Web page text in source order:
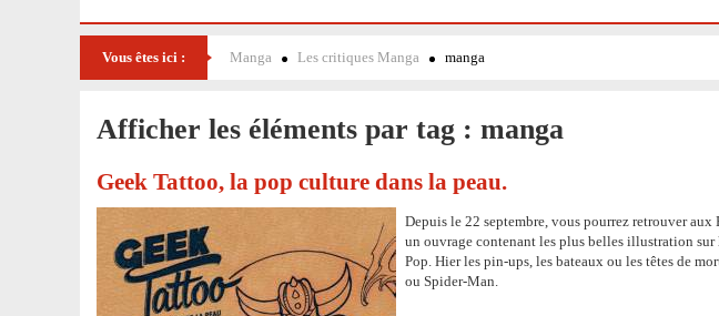
Vous êtes ici : Manga Les critiques Manga manga
Afficher les éléments par tag : manga
Geek Tattoo, la pop culture dans la peau.
Depuis le 22 septembre, vous pourrez retrouver
un ouvrage contenant les plus belles illustration sur
Pop. Hier les pin-ups, les bateaux ou les têtes de
ou Spider-Man.